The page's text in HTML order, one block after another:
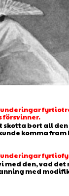
försvinner.
skotta bort all
komma
med den, vad
med